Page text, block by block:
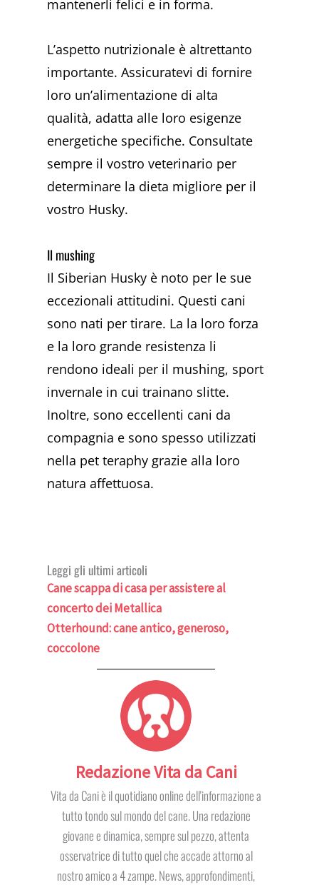
mantenerli felici e in forma.
L’aspetto nutrizionale è altrettanto
importante. Assicuratevi di fornire
loro un’alimentazione di alta
qualità, adatta alle loro esigenze
energetiche specifiche. Consultate
sempre il vostro veterinario per
determinare la dieta migliore per il
vostro Husky.
Il mushing
Il Siberian Husky è noto per le sue
eccezionali attitudini. Questi cani
sono nati per tirare. La la loro forza
e la loro grande resistenza li
rendono ideali per il mushing, sport
invernale in cui trainano slitte.
Inoltre, sono eccellenti cani da
compagnia e sono spesso utilizzati
nella pet teraphy grazie alla loro
natura affettuosa.
Leggi gli ultimi articoli
Cane scappa di casa per assistere al
concerto dei Metallica
Otterhound: cane antico, generoso,
coccolone
Redazione Vita da Cani
Vita da Cani è il quotidiano online dell'informazione a
tutto tondo sul mondo del cane. Una redazione
giovane e dinamica, sempre sul pezzo, attenta
osservatrice di tutto quel che accade attorno al
nostro amico a 4 zampe. News, approfondimenti,